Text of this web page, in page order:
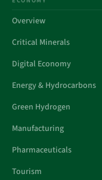
Overview
Critical Minerals
Digital Economy
Energy & Hydrocarbons
Green Hydrogen
Manufacturing
Pharmaceuticals
Tourism